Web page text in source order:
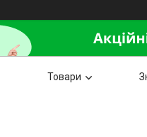
Товари